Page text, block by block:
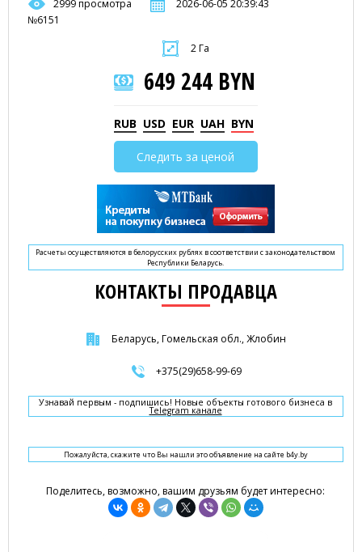
2999 просмотра
2026-06-05 20:39:43
№6151
2 Га
649 244 BYN
RUB USD EUR UAH BYN
Следить за ценой
Расчеты осуществляются в белорусских рублях в соответствии с законодательством
Республики Беларусь.
КОНТАКТЫ ПРОДАВЦА
Беларусь, Гомельская обл., Жлобин
+375(29)658-99-69
Узнавай первым - подпишись! Новые объекты готового бизнеса в
Telegram канале
Пожалуйста, скажите что Вы нашли это объявление на сайте b4y.by
Поделитесь, возможно, вашим друзьям будет интересно: